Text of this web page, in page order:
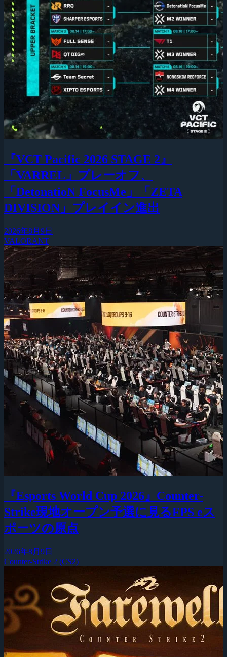
『VCT Pacific 2026 STAGE 2』
「VARREL」プレーオフ、
「DetonatioN FocusMe」「ZETA
DIVISION」プレイイン進出
2026年8月9日
VALORANT
『Esports World Cup 2026』Counter-
Strike現地オープン予選に見るFPS eス
ポーツの原点
2026年8月9日
Counter-Strike 2 (CS2)